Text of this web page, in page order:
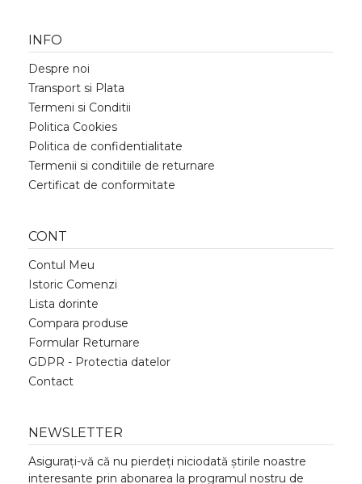
INFO
Despre noi
Transport si Plata
Termeni si Conditii
Politica Cookies
Politica de confidentialitate
Termenii si conditiile de returnare
Certificat de conformitate
CONT
Contul Meu
Istoric Comenzi
Lista dorinte
Compara produse
Formular Returnare
GDPR - Protectia datelor
Contact
NEWSLETTER
Asigurați-vă că nu pierdeți niciodată știrile noastre
interesante prin abonarea la programul nostru de